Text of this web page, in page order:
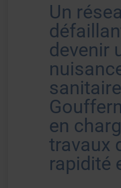
Un
devenir
en
travaux
rapidité